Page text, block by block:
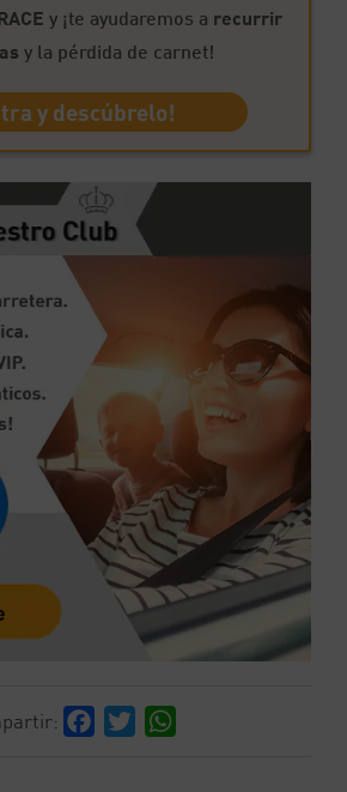
y ¡te ayudaremos a recurrir
y la pérdida de carnet!
y descúbrelo!
Facebook
Twitter